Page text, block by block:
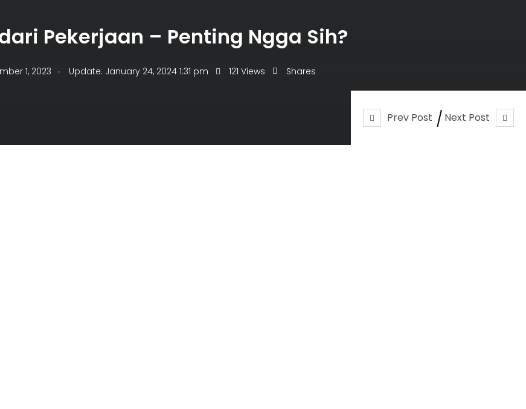
Prev Post Next Post
Pekerjaan – Penting Ngga Sih?
1, 2023 . Update: January 24, 2024 1:31 pm 121 Views Shares